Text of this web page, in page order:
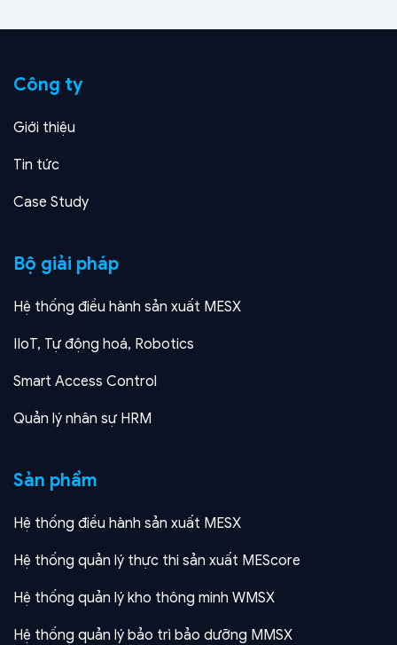
Công ty
Giới thiệu
Tin tức
Case Study
Bộ giải pháp
Hệ thống điều hành sản xuất MESX
IIoT, Tự động hoá, Robotics
Smart Access Control
Quản lý nhân sự HRM
Sản phẩm
Hệ thống điều hành sản xuất MESX
Hệ thống quản lý thực thi sản xuất MEScore
Hệ thống quản lý kho thông minh WMSX
Hệ thống quản lý bảo trì bảo dưỡng MMSX